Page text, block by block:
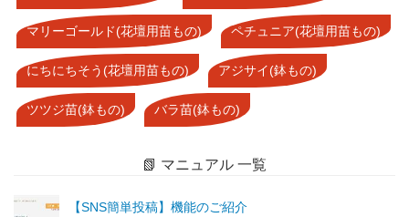
マリーゴールド(花壇用苗もの) ペチュニア(花壇用苗もの)
にちにちそう(花壇用苗もの) アジサイ(鉢もの)
ツツジ苗(鉢もの) バラ苗(鉢もの)
📗 マニュアル 一覧
【SNS簡単投稿】機能のご紹介